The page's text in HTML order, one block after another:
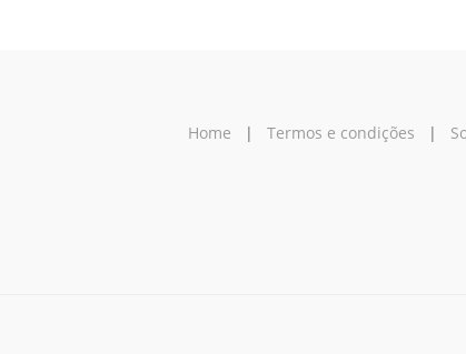
Home | Termos e condições |